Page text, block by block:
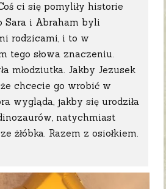
ci się pomyliły historie
Sara i Abraham byli
rodzicami, i to w
tego słowa znaczeniu.
młodziutka. Jakby Jezusek
że chcecie go wrobić w
wygląda, jakby się urodziła
natychmiast
żłóbka. Razem z osiołkiem.